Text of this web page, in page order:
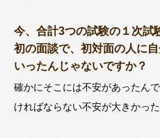
今、合計3つの試験の１次試
初の面談で、初対面の人に
いったんじゃないですか？
確かにそこには不安があったん
ければならない不安が大きかった